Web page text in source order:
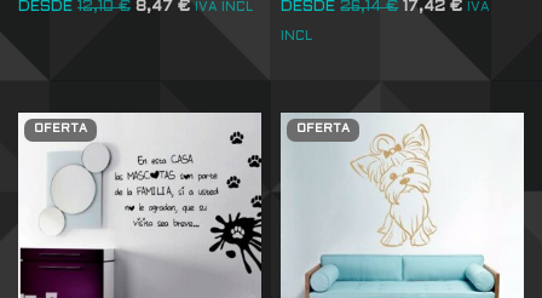
DESDE 12,10€ 8,47 € IVA INCL DESDE 26,14€ 17,42€ IVA
INCL
OFERTA OFERTA